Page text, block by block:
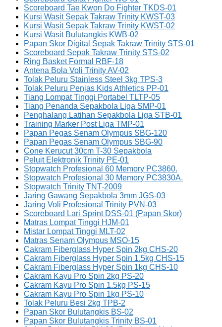
Scoreboard Tae Kwon Do Fighter TKDS-01
Kursi Wasit Sepak Takraw Trinity KWST-03
Kursi Wasit Sepak Takraw Trinity KWST-02
Kursi Wasit Bulutangkis KWB-02
Papan Skor Digital Sepak Takraw Trinity STS-01
Scoreboard Sepak Takraw Trinity STS-02
Ring Basket Formal RBF-18
Antena Bola Voli Trinity AV-02
Tolak Peluru Stainless Steel 3kg TPS-3
Tolak Peluru Penjas Kids Athletics PP-01
Tiang Lompat Tinggi Portabel TLTP-05
Tiang Penanda Sepakbola Liga SMP-01
Penghalang Latihan Sepakbola Liga STB-01
Training Marker Post Liga TMP-01
Papan Pegas Senam Olympus SBG-120
Papan Pegas Senam Olympus SBG-90
Cone Kerucut 30cm T-30 Sepakbola
Peluit Elektronik Trinity PE-01
Stopwatch Profesional 60 Memory PC3860.
Stopwatch Profesional 30 Memory PC3830A.
Stopwatch Trinity TNT-2009
Jaring Gawang Sepakbola 3mm JGS-03
Jaring Voli Profesional Trinity PVN-03
Scoreboard Lari Sprint DSS-01 (Papan Skor)
Matras Lompat Tinggi HJM-01
Mistar Lompat Tinggi MLT-02
Matras Senam Olympus MSO-15
Cakram Fiberglass Hyper Spin 2kg CHS-20
Cakram Fiberglass Hyper Spin 1.5kg CHS-15
Cakram Fiberglass Hyper Spin 1kg CHS-10
Cakram Kayu Pro Spin 2kg PS-20
Cakram Kayu Pro Spin 1.5kg PS-15
Cakram Kayu Pro Spin 1kg PS-10
Tolak Peluru Besi 2kg TPB-2
Papan Skor Bulutangkis BS-02
Papan Skor Bulutangkis Trinity BS-01